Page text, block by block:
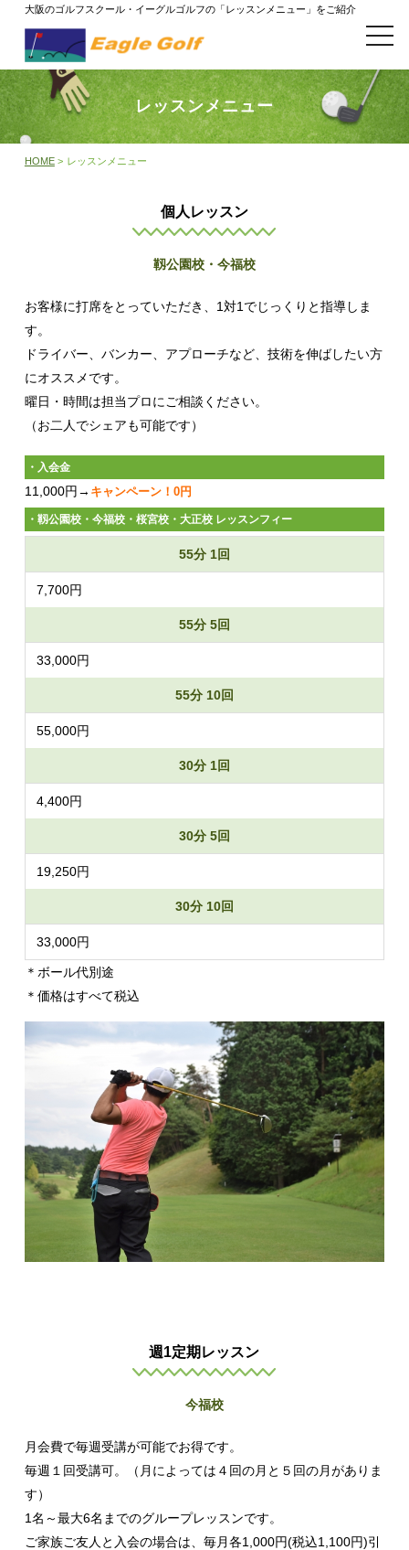
大阪のゴルフスクール・イーグルゴルフの「レッスンメニュー」をご紹介
レッスンメニュー
HOME> レッスンメニュー
個人レッスン
靱公園校・今福校
お客様に打席をとっていただき、1対1でじっくりと指導しま
す。
ドライバー、バンカー、アプローチなど、技術を伸ばしたい方
にオススメです。
曜日・時間は担当プロにご相談ください。
（お二人でシェアも可能です）
・入会金
11,000円→ キャンペーン！0円
・靱公園校・今福校・桜宮校・大正校 レッスンフィー
55分 1回
7,700円
55分 5回
33,000円
55分 10回
55,000円
30分 1回
4,400円
30分 5回
19,250円
30分 10回
33,000円
＊ボール代別途
＊価格はすべて税込
週1定期レッスン
今福校
月会費で毎週受講が可能でお得です。
毎週１回受講可。（月によっては４回の月と５回の月がありま
す）
1名～最大6名までのグループレッスンです。
ご家族ご友人と入会の場合は、毎月各1,000円(税込1,100円)引
t
o
g
l
e
n
a